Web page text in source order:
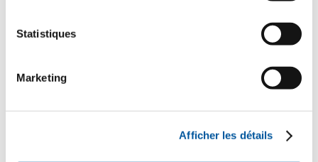
Statistiques
Marketing
Afficher les détails
Construction neuve
Votre message